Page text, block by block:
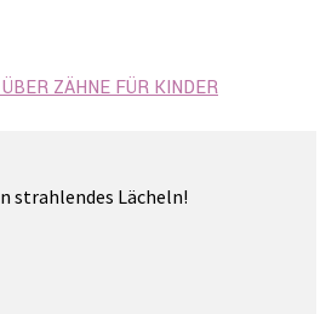
ZÄHNE FÜR KINDER
strahlendes Lächeln!